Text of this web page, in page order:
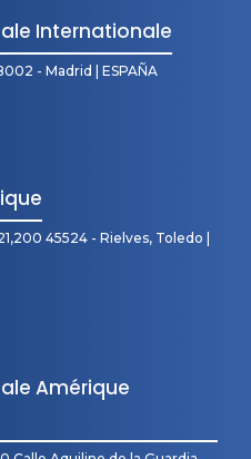
Internationale
- Madrid | ESPAÑA
45524 - Rielves, Toledo |
Amérique